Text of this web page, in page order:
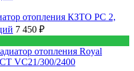
отопления КЗТО РС 2,
7 450 ₽